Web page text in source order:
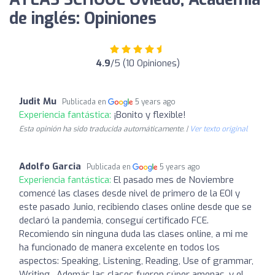
de inglés: Opiniones
4.9/5 (10 Opiniones)
Judit Mu Publicada en 5 years ago
Experiencia fantástica: ¡Bonito y flexible!
Esta opinión ha sido traducida automáticamente. | Ver texto original
Adolfo Garcia Publicada en 5 years ago
Experiencia fantástica: El pasado mes de Noviembre
comencé las clases desde nivel de primero de la EOI y
este pasado Junio, recibiendo clases online desde que se
declaró la pandemia, conseguí certificado FCE.
Recomiendo sin ninguna duda las clases online, a mi me
ha funcionado de manera excelente en todos los
aspectos: Speaking, Listening, Reading, Use of grammar,